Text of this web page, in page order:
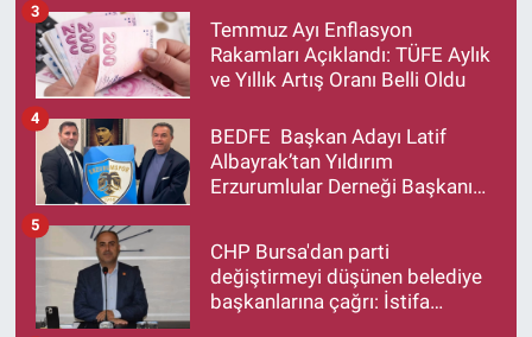
Temmuz Ayı Enflasyon
Rakamları Açıklandı: TÜFE Aylık
ve Yıllık Artış Oranı Belli Oldu
3
BEDFE Başkan Adayı Latif
Albayrak’tan Yıldırım
Erzurumlular Derneği Başkanı
4
CHP Bursa'dan parti
değiştirmeyi düşünen belediye
başkanlarına çağrı: İstifa
5